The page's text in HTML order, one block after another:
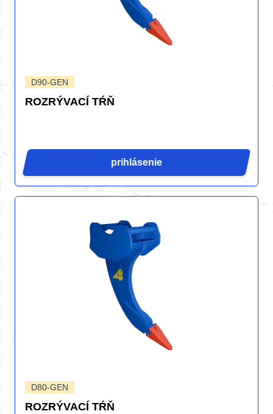
D90-GEN
ROZRÝVACÍ TŔŇ
prihlásenie
D80-GEN
ROZRÝVACÍ TŔŇ